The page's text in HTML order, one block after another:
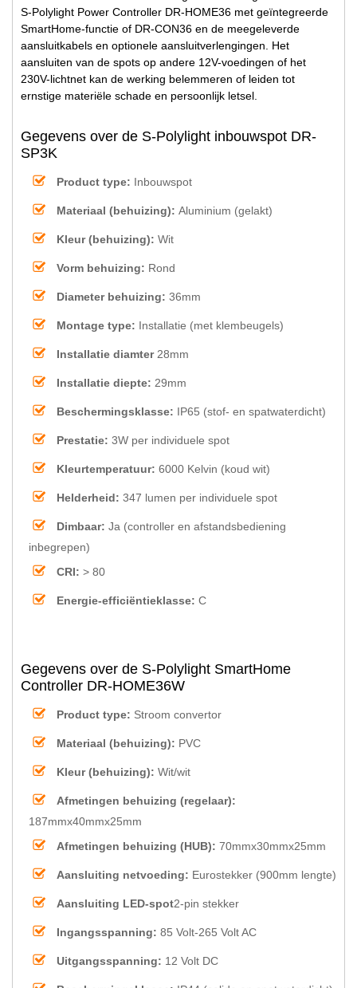
S-Polylight Power Controller DR-HOME36 met geïntegreerde
SmartHome-functie of DR-CON36 en de meegeleverde
aansluitkabels en optionele aansluitverlengingen. Het
aansluiten van de spots op andere 12V-voedingen of het
230V-lichtnet kan de werking belemmeren of leiden tot
ernstige materiële schade en persoonlijk letsel.
Gegevens over de S-Polylight inbouwspot DR-
SP3K
Product type: Inbouwspot
Materiaal (behuizing): Aluminium (gelakt)
Kleur (behuizing): Wit
Vorm behuizing: Rond
Diameter behuizing: 36mm
Montage type: Installatie (met klembeugels)
Installatie diamter 28mm
Installatie diepte: 29mm
Beschermingsklasse: IP65 (stof- en spatwaterdicht)
Prestatie: 3W per individuele spot
Kleurtemperatuur: 6000 Kelvin (koud wit)
Helderheid: 347 lumen per individuele spot
Dimbaar: Ja (controller en afstandsbediening
inbegrepen)
CRI: > 80
Energie-efficiëntieklasse: C
Gegevens over de S-Polylight SmartHome
Controller DR-HOME36W
Product type: Stroom convertor
Materiaal (behuizing): PVC
Kleur (behuizing): Wit/wit
Afmetingen behuizing (regelaar):
187mmx40mmx25mm
Afmetingen behuizing (HUB): 70mmx30mmx25mm
Aansluiting netvoeding: Eurostekker (900mm lengte)
Aansluiting LED-spot2-pin stekker
Ingangsspanning: 85 Volt-265 Volt AC
Uitgangsspanning: 12 Volt DC